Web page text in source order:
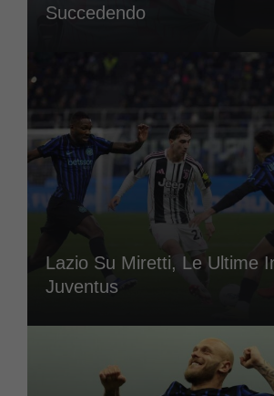
Succedendo
Lazio Su Miretti, Le Ultime
Juventus